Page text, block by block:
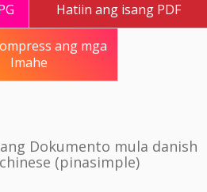
Hatiin ang isang PDF
ang mga
Imahe
Dokumento mula danish
(pinasimple)